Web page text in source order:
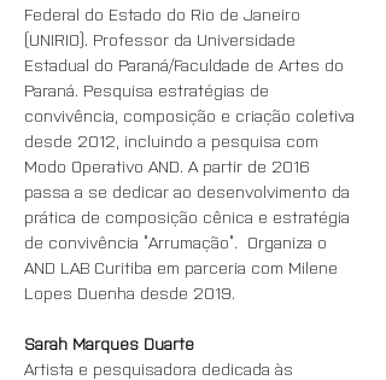
Federal do Estado do Rio de Janeiro
(UNIRIO). Professor da Universidade
Estadual do Paraná/Faculdade de Artes do
Paraná. Pesquisa estratégias de
convivência, composição e criação coletiva
desde 2012, incluindo a pesquisa com
Modo Operativo AND. A partir de 2016
passa a se dedicar ao desenvolvimento da
prática de composição cênica e estratégia
de convivência “Arrumação”.  Organiza o
AND LAB Curitiba em parceria com Milene
Lopes Duenha desde 2019.
Sarah Marques Duarte
Artista e pesquisadora dedicada às